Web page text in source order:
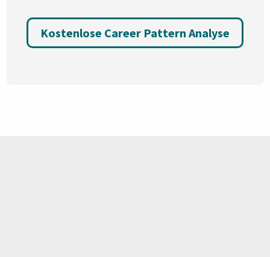
Kostenlose Career Pattern Analyse